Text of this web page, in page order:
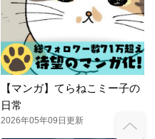
【マンガ】てらねこミー子の
日常
2026年05年09日更新